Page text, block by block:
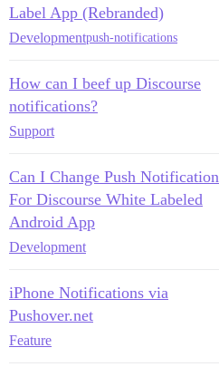
Label App (Rebranded)
Developmentpush-notifications
How can I beef up Discourse
notifications?
Support
Can I Change Push Notification
For Discourse White Labeled
Android App
Development
iPhone Notifications via
Pushover.net
Feature